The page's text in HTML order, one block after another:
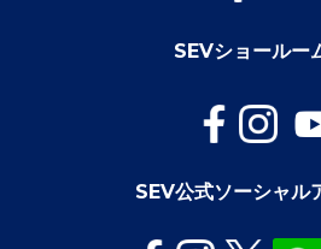
SEVショールー
SEV公式ソーシャル